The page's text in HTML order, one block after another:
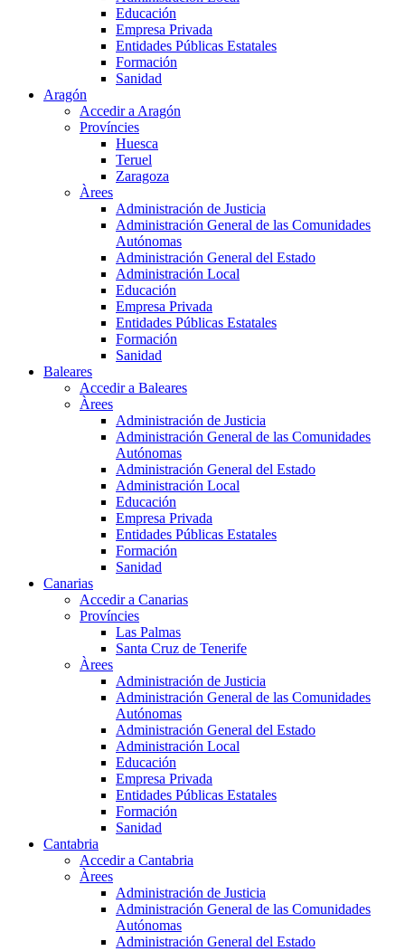
Educación
Empresa Privada
Entidades Públicas Estatales
Formación
Sanidad
Aragón
Accedir a Aragón
Províncies
Huesca
Teruel
Zaragoza
Àrees
Administración de Justicia
Administración General de las Comunidades
Autónomas
Administración General del Estado
Administración Local
Educación
Empresa Privada
Entidades Públicas Estatales
Formación
Sanidad
Baleares
Accedir a Baleares
Àrees
Administración de Justicia
Administración General de las Comunidades
Autónomas
Administración General del Estado
Administración Local
Educación
Empresa Privada
Entidades Públicas Estatales
Formación
Sanidad
Canarias
Accedir a Canarias
Províncies
Las Palmas
Santa Cruz de Tenerife
Àrees
Administración de Justicia
Administración General de las Comunidades
Autónomas
Administración General del Estado
Administración Local
Educación
Empresa Privada
Entidades Públicas Estatales
Formación
Sanidad
Cantabria
Accedir a Cantabria
Àrees
Administración de Justicia
Administración General de las Comunidades
Autónomas
Administración General del Estado